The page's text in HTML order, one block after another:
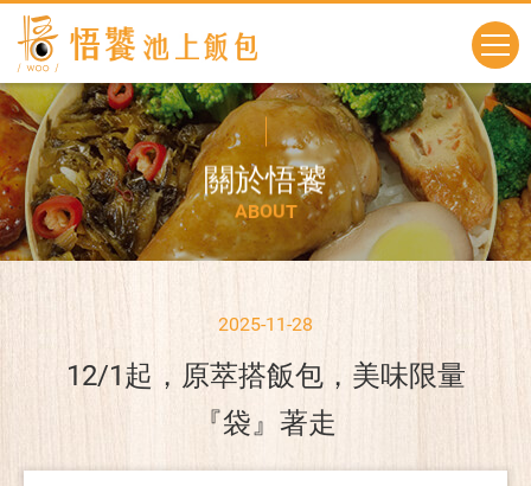
關於悟饕
ABOUT
2025-11-28
12/1起，原萃搭飯包，美味限量
『袋』著走